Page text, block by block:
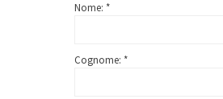
Nome: *
Cognome: *